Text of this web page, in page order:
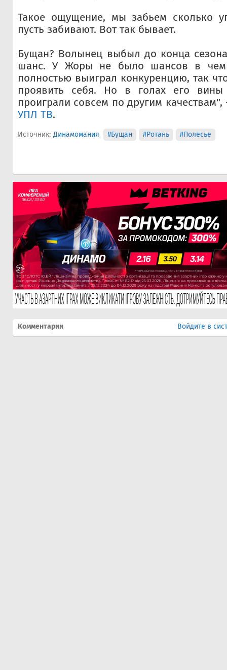
Такое ощущение, мы забьем сколько
пусть забивают. Вот так бывает.
Бущан? Волынец выбыл до конца
шанс. У Жоры не было шансов в
полностью выиграл конкуренцию, так
проявить себя. Но в голах его
проиграли совсем по другим
УПЛ ТВ.
Источник: Динамомания #Бущан #Ротань #Полесье
Комментарии Войдите в